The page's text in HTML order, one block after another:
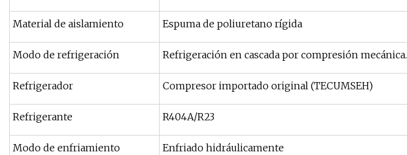
Material de aislamiento Espuma de poliuretano rígida
Modo de refrigeración Refrigeración en cascada por compresión mecánica.
Refrigerador Compresor importado original (TECUMSEH)
Refrigerante R404A/R23
Modo de enfriamiento Enfriado hidráulicamente